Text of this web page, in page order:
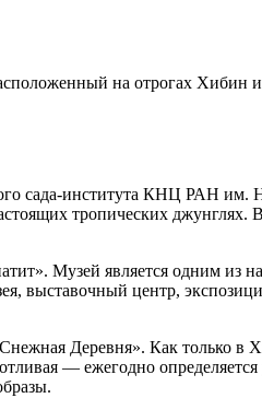
на отрогах
сада-института КНЦ РАН им.
тропических джунглях.
Музей является одним из
выставочный центр,
Деревня». Как только в
— ежегодно